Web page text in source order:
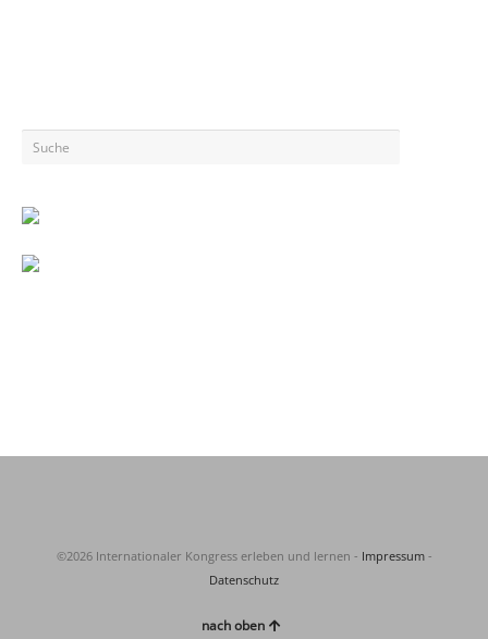
©2026 Internationaler Kongress erleben und lernen - Impressum-
Datenschutz
nach oben